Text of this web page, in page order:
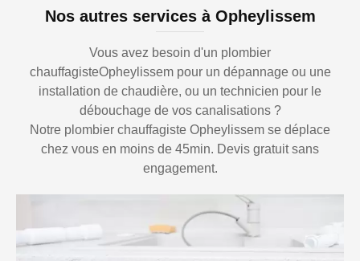
Nos autres services à Opheylissem
Vous avez besoin d'un plombier
chauffagisteOpheylissem pour un dépannage ou une
installation de chaudière, ou un technicien pour le
débouchage de vos canalisations ?
Notre plombier chauffagiste Opheylissem se déplace
chez vous en moins de 45min. Devis gratuit sans
engagement.